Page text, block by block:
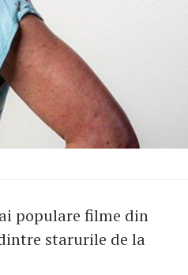
populare filme din
starurile de la